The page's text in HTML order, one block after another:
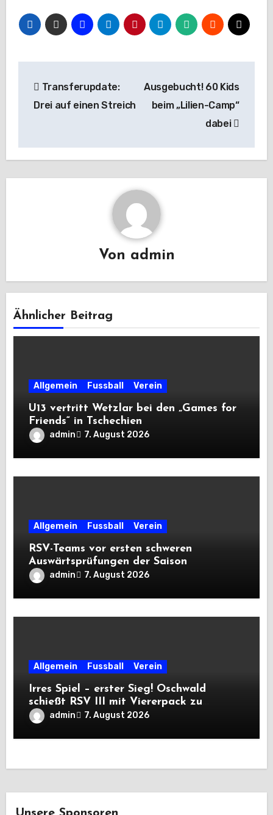
Transferupdate:
Drei auf einen Streich
Ausgebucht! 60 Kids
beim „Lilien-Camp“
dabei
Von admin
Ähnlicher Beitrag
Allgemein Fussball Verein
U13 vertritt Wetzlar bei den „Games for
Friends“ in Tschechien
admin 7. August 2026
Allgemein Fussball Verein
RSV-Teams vor ersten schweren
Auswärtsprüfungen der Saison
admin 7. August 2026
Allgemein Fussball Verein
Irres Spiel – erster Sieg! Oschwald
schießt RSV III mit Viererpack zu
Premiere
admin 7. August 2026